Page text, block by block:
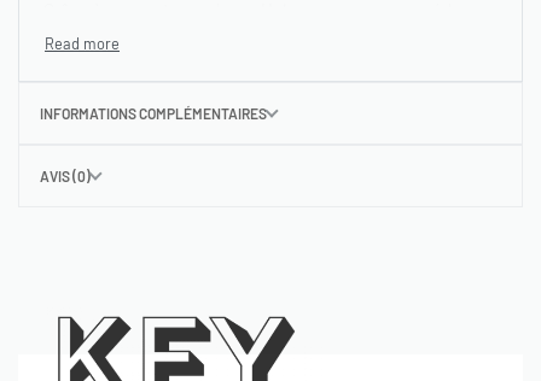
rapidement à un univers de divertissement, y compris des
minutes, vous recevrez votre code d’activation par SMS et
multitude de contenus captivants. Que vous optiez pour les
dernières sorties, les séries primées ou les émissions
INFORMATIONS COMPLÉMENTAIRES
AVIS (0)